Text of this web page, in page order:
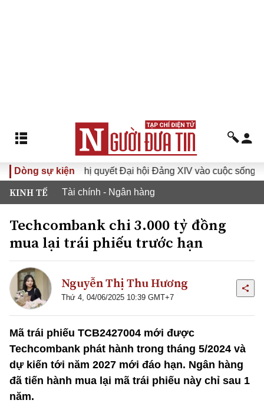
Dòng sự kiện
Đưa Nghị quyết Đại hội Đảng XIV vào cuộc sống
KINH TẾ Tài chính - Ngân hàng
Techcombank chi 3.000 tỷ đồng
mua lại trái phiếu trước hạn
Nguyễn Thị Thu Hương
Thứ 4, 04/06/2025 10:39 GMT+7
Mã trái phiếu TCB2427004 mới được
Techcombank phát hành trong tháng 5/2024 và
dự kiến tới năm 2027 mới đáo hạn. Ngân hàng
đã tiến hành mua lại mã trái phiếu này chỉ sau 1
năm.